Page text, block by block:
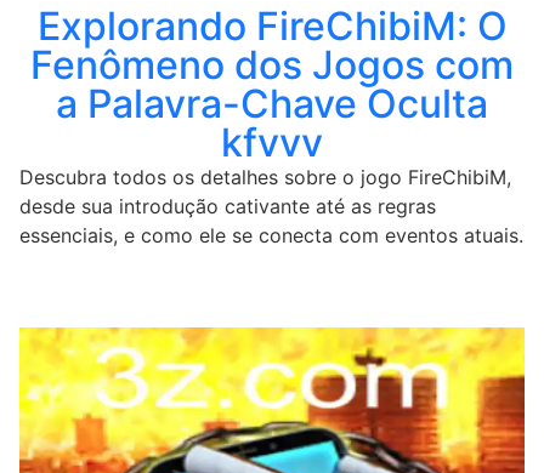
Explorando FireChibiM: O
Fenômeno dos Jogos com
a Palavra-Chave Oculta
kfvvv
Descubra todos os detalhes sobre o jogo FireChibiM,
desde sua introdução cativante até as regras
essenciais, e como ele se conecta com eventos atuais.